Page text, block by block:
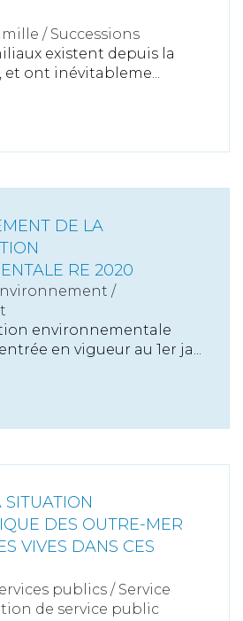
/ Successions
existent depuis la
et ont inévitableme...
DE LA
RE 2020
/
environnementale
en vigueur au 1er ja...
SITUATION
DES OUTRE-MER
VIVES DANS CES
publics / Service
de service public